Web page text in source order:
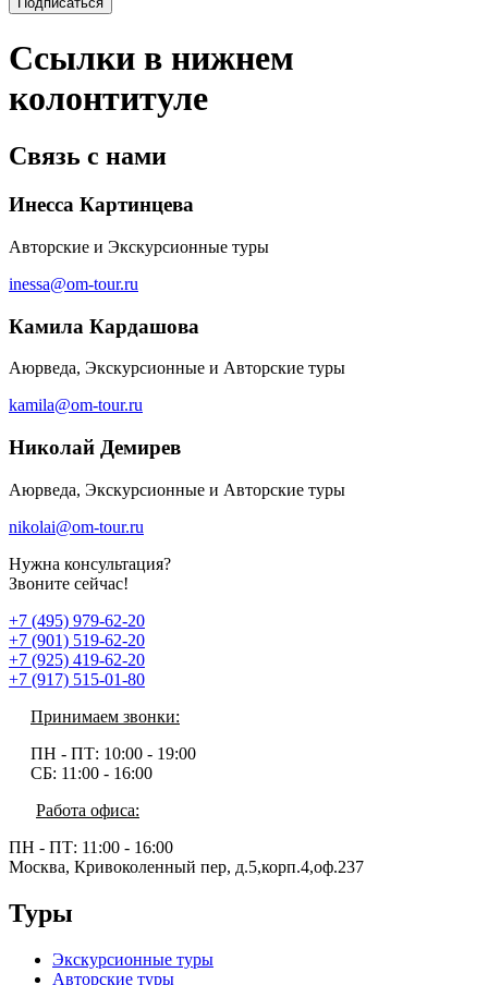
Ссылки в нижнем
колонтитуле
Связь с нами
Инесса Картинцева
Авторские и Экскурсионные туры
inessa@om-tour.ru
Камила Кардашова
Аюрведа, Экскурсионные и Авторские туры
kamila@om-tour.ru
Николай Демирев
Аюрведа, Экскурсионные и Авторские туры
nikolai@om-tour.ru
Нужна консультация?
Звоните сейчас!
+7 (495) 979-62-20
+7 (901) 519-62-20
+7 (925) 419-62-20
+7 (917) 515-01-80
Принимаем звонки:
ПН - ПТ: 10:00 - 19:00
СБ: 11:00 - 16:00
Работа офиса:
ПН - ПТ: 11:00 - 16:00
Москва, Кривоколенный пер, д.5,корп.4,оф.237
Туры
Экскурсионные туры
Авторские туры